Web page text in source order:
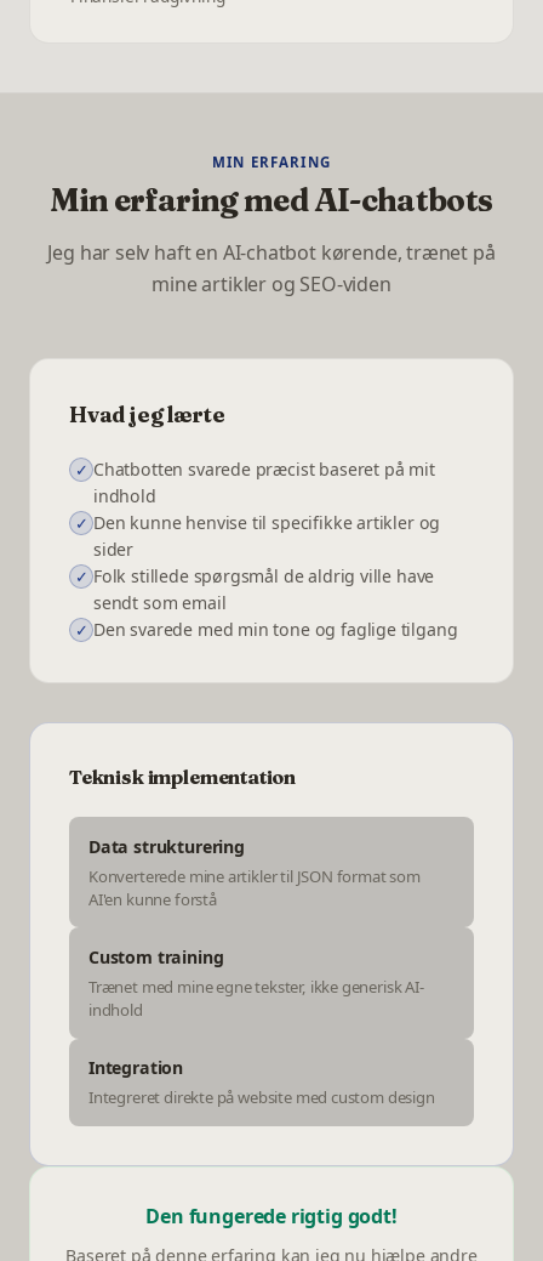
MIN ERFARING
Min erfaring med AI-chatbots
Jeg har selv haft en AI-chatbot kørende, trænet på
mine artikler og SEO-viden
Hvad jeg lærte
✓ Chatbotten svarede præcist baseret på mit
indhold
✓ Den kunne henvise til specifikke artikler og
sider
✓ Folk stillede spørgsmål de aldrig ville have
sendt som email
✓ Den svarede med min tone og faglige tilgang
Teknisk implementation
Data strukturering
Konverterede mine artikler til JSON format som
AI'en kunne forstå
Custom training
Trænet med mine egne tekster, ikke generisk AI-
indhold
Integration
Integreret direkte på website med custom design
Den fungerede rigtig godt!
Baseret på denne erfaring kan jeg nu hjælpe andre